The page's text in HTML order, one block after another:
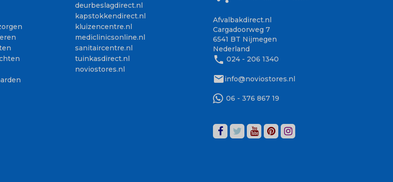
deurbeslagdirect.nl
kapstokkendirect.nl
kluizencentre.nl
mediclinicsonline.nl
sanitaircentre.nl
tuinkasdirect.nl
noviostores.nl
Afvalbakdirect.nl
Cargadoorweg 7
6541 BT Nijmegen
Nederland
phone 024 - 206 1340
mailinfo@noviostores.nl
06 - 376 867 19